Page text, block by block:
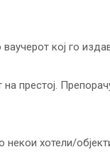
кој го
престој.
хотели/